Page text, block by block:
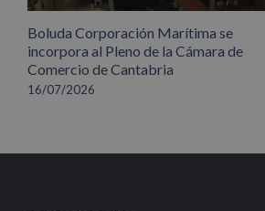
Boluda Corporación Marítima se
incorpora al Pleno de la Cámara de
Comercio de Cantabria
16/07/2026